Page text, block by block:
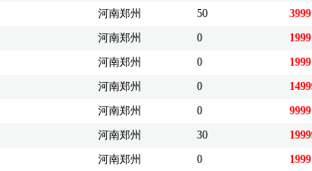
河南郑州 50 3999
河南郑州 0 1999
河南郑州 0 1999
河南郑州 0
河南郑州 0 9999
河南郑州 30
河南郑州 0 1999